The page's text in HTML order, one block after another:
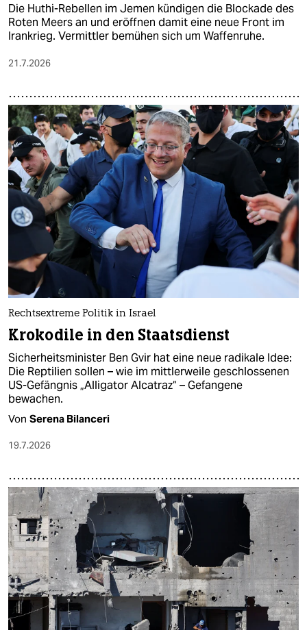
Die Huthi-Rebellen im Jemen kündigen die Blockade des
Roten Meers an und eröffnen damit eine neue Front im
Irankrieg. Vermittler bemühen sich um Waffenruhe.
21.7.2026
Rechtsextreme Politik in Israel
Krokodile in den Staatsdienst
Sicherheitsminister Ben Gvir hat eine neue radikale Idee:
Die Reptilien sollen – wie im mittlerweile geschlossenen
US-Gefängnis „Alligator Alcatraz“ – Gefangene
bewachen.
Von Serena Bilanceri
19.7.2026